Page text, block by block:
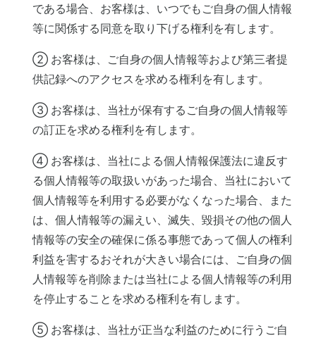
である場合、お客様は、いつでもご自身の個人情報
等に関係する同意を取り下げる権利を有します。
② お客様は、ご自身の個人情報等および第三者提
供記録へのアクセスを求める権利を有します。
③ お客様は、当社が保有するご自身の個人情報等
の訂正を求める権利を有します。
④ お客様は、当社による個人情報保護法に違反す
る個人情報等の取扱いがあった場合、当社において
個人情報等を利用する必要がなくなった場合、また
は、個人情報等の漏えい、滅失、毀損その他の個人
情報等の安全の確保に係る事態であって個人の権利
利益を害するおそれが大きい場合には、ご自身の個
人情報等を削除または当社による個人情報等の利用
を停止することを求める権利を有します。
⑤ お客様は、当社が正当な利益のために行うご自